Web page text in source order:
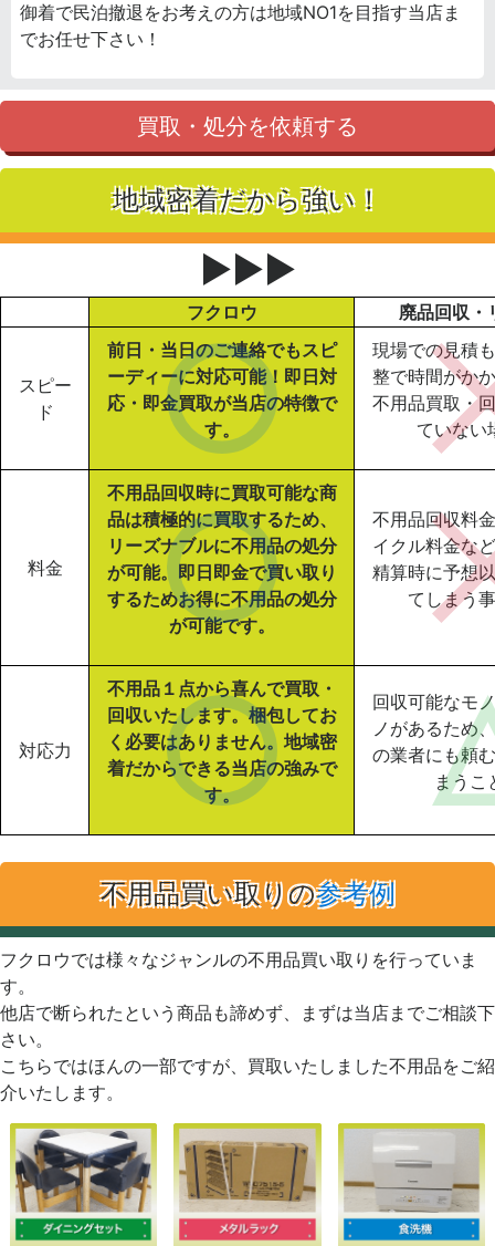
御着で民泊撤退をお考えの方は地域NO1を目指す当店ま
でお任せ下さい！
買取・処分を依頼する
地域密着だから強い！
▶▶▶
フクロウ 廃品回収・
スピー
ド
前日・当日のご連絡でもスピ
ーディーに対応可能！即日対
応・即金買取が当店の特徴で
す。
現場での見積
整で時間がか
不用品買取・
ていない
料金
不用品回収時に買取可能な商
品は積極的に買取するため、
リーズナブルに不用品の処分
が可能。即日即金で買い取り
するためお得に不用品の処分
が可能です。
不用品回収料
イクル料金な
精算時に予想
てしまう
対応力
不用品１点から喜んで買取・
回収いたします。梱包してお
く必要はありません。地域密
着だからできる当店の強みで
す。
回収可能なモ
ノがあるため
の業者にも頼
まうこ
不用品買い取りの参考例
フクロウでは様々なジャンルの不用品買い取りを行っていま
す。
他店で断られたという商品も諦めず、まずは当店までご相談下
さい。
こちらではほんの一部ですが、買取いたしました不用品をご紹
介いたします。